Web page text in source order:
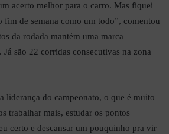
acerto melhor para o carro. Mas fiquei
fim de semana como um todo”, comentou
da rodada mantém uma marca
Já são 22 corridas consecutivas na zona
liderança do campeonato, o que é muito
trabalhar mais, estudar os pontos
certo e descansar um pouquinho pra vir